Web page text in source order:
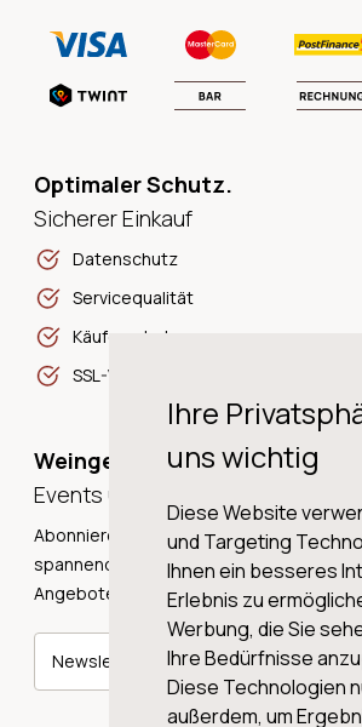
Ihre
uns wichtig
Diese Website
und Targeting
Ihnen ein besseres
Erlebnis zu
Werbung, die Sie
Ihre Bedürfnisse
Diese Technologien
außerdem, um
Optimaler Schutz.
Sicherer Einkauf
Datenschutz
Servicequalität
Käuferschutz
SSL-Verschlüsselung
Weingeschichten,
Events und Neuigkeiten!
Abonnieren Sie unseren Newsletter und
spannende Weingeschichten,
Angebote direkt in Ihre Mailbox.
Newsletter abonnieren